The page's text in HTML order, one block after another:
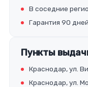
В соседние
Гарантия 90
Пункты
Краснодар, ул.
Краснодар, ул.